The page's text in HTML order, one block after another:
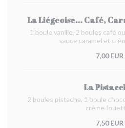
La Liégeoise... Café,
1 boule vanille, 2 boules café
sauce caramel et
7,00 EUR
La
2 boules pistache, 1 boule
crème
7,50 EUR